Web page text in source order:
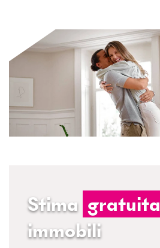
Stima gratuita
immobili